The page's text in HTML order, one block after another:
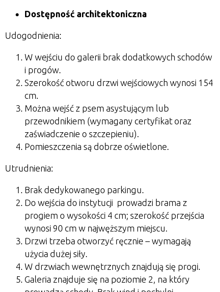
Dostępność architektoniczna
Udogodnienia:
W wejściu do galerii brak dodatkowych schodów
i progów.
Szerokość otworu drzwi wejściowych wynosi 154
cm.
Można wejść z psem asystującym lub
przewodnikiem (wymagany certyfikat oraz
zaświadczenie o szczepieniu).
Pomieszczenia są dobrze oświetlone.
Utrudnienia:
Brak dedykowanego parkingu.
Do wejścia do instytucji prowadzi brama z
progiem o wysokości 4 cm; szerokość przejścia
wynosi 90 cm w najwęższym miejscu.
Drzwi trzeba otworzyć ręcznie – wymagają
użycia dużej siły.
W drzwiach wewnętrznych znajdują się progi.
Galeria znajduje się na poziomie 2, na który